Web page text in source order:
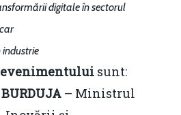
digitale în sectorul
industrie
evenimentului sunt:
– Ministrul